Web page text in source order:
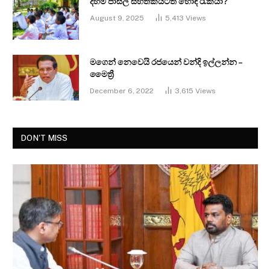
August 9, 2025 5,413 Views
මගෙන් නෙවෙයි රජයෙන් වන්දි ඉල්ලන්න –
මෛත්‍රී
December 6, 2022 3,615 Views
DON'T MISS